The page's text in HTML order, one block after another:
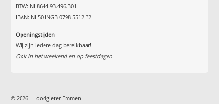
BTW: NL8644.93.496.B01
IBAN: NL50 INGB 0798 5512 32
Openingstijden
Wij zijn iedere dag bereikbaar!
Ook in het weekend en op feestdagen
© 2026 - Loodgieter Emmen